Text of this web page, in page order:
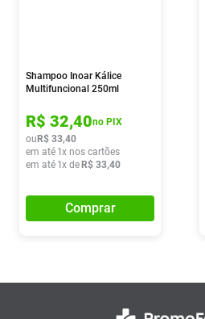
Shampoo Inoar Kálice
Multifuncional 250ml
R$ 32,40no PIX
ou R$ 33,40
em até 1x nos cartões
em até 1x de R$ 33,40
Comprar